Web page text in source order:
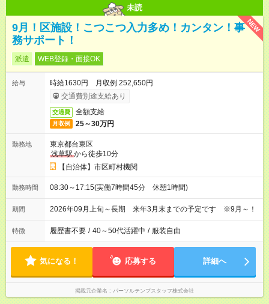
未読
NEW
9月！区施設！こつこつ入力多め！カンタン！事
務サポート！
派遣 WEB登録・面接OK
給与
時給1630円 月収例 252,650円
交通費別途支給あり
交通費 全額支給
月収例 25～30万円
勤務地
東京都台東区
浅草駅から徒歩10分
【自治体】市区町村機関
勤務時間 08:30～17:15(実働7時間45分 休憩1時間)
期間 2026年09月上旬～長期 来年3月末までの予定です ※9月～！
特徴 履歴書不要 / 40～50代活躍中 / 服装自由
気になる！ 応募する 詳細へ
掲載元企業名 パーソルテンプスタッフ株式会社